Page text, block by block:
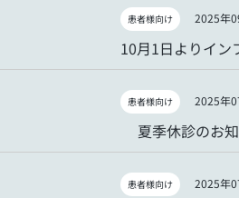
2025年
患者様向け
10月1日よりイン
2025年
患者様向け
夏季休診のお
2025年
患者様向け